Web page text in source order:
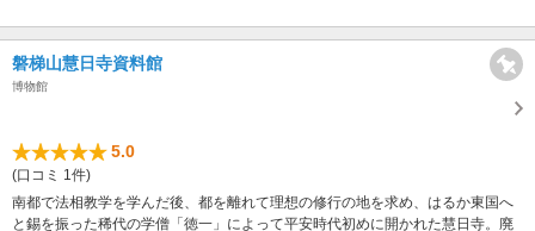
磐梯山慧日寺資料館
博物館
5.0
(口コミ 1件)
南都で法相教学を学んだ後、都を離れて理想の修行の地を求め、はるか東国へ
と錫を振った稀代の学僧「徳一」によって平安時代初めに開かれた慧日寺。廃